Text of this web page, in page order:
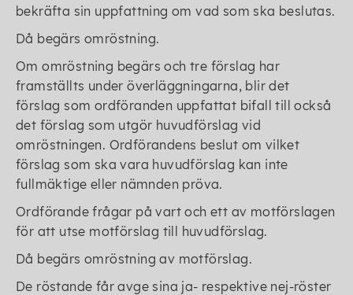
bekräfta sin uppfattning om vad som ska beslutas.
Då begärs omröstning.
Om omröstning begärs och tre förslag har
framställts under överläggningarna, blir det
förslag som ordföranden uppfattat bifall till också
det förslag som utgör huvudförslag vid
omröstningen. Ordförandens beslut om vilket
förslag som ska vara huvudförslag kan inte
fullmäktige eller nämnden pröva.
Ordförande frågar på vart och ett av motförslagen
för att utse motförslag till huvudförslag.
Då begärs omröstning av motförslag.
De röstande får avge sina ja- respektive nej-röster